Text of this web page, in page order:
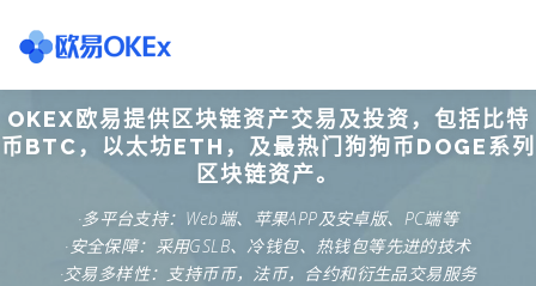
content
欧意交易所 关于欧意OKX 欧意APP下载 欧意注册网
欧意团队 欧意APP资讯 易欧APP下载
OKEX欧易提供区块链资产交易及投资，包括比特
币BTC，以太坊ETH，及最热门狗狗币DOGE系列
区块链资产。
·多平台支持：Web端、苹果APP及安卓版、PC端等
·安全保障：采用GSLB、冷钱包、热钱包等先进的技术
·交易多样性：支持币币，法币，合约和衍生品交易服务